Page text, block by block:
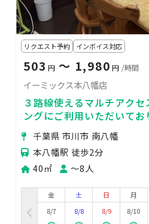
リクエスト予約 インボイス対応
503 円 〜 1,980 円 /時間
イーミックス本八幡店
３路線使えるマルチアク
ングにご利用いただいて
ライム利用可能動画
千葉県 市川市 南八幡
本八幡駅 徒歩2分
40㎡
〜8人
金
8/7
土
8/8
日
8/9
月
8/10